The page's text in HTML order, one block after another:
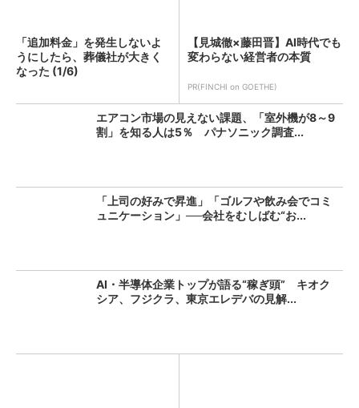
「追加料金」を発生しないよ
うにしたら、葬儀社が大きく
なった (1/6)
【見城徹×藤田晋】AI時代でも
変わらない経営者の本質
PR(FINCHI on GOETHE)
エアコン市場の見えない課題、「室外機が8～9
割」を知る人は5％ パナソニック調査...
「上司の好みで昇進」「ゴルフや飲み会でコミ
ュニケーション」──会社をむしばむ“お...
AI・半導体企業トップが語る“稼ぎ頭” キオク
シア、フジクラ、東京エレデバの見解...